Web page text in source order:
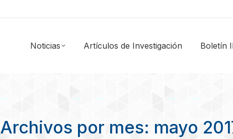
Noticias Artículos de Investigación Boletín
Archivos por mes: mayo